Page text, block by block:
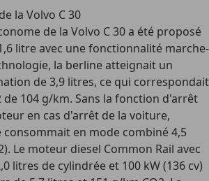
la Volvo C 30
de la Volvo C 30 a été proposé
litre avec une fonctionnalité marche-
la berline atteignait un
de 3,9 litres, ce qui correspondait
de 104 g/km. Sans la fonction d'arrêt
en cas d'arrêt de la voiture,
en mode combiné 4,5
Le moteur diesel Common Rail avec
litres de cylindrée et 100 kW (136 cv)